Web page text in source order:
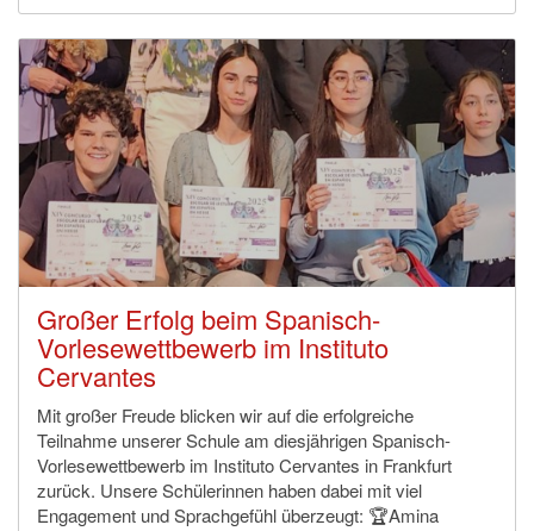
Großer Erfolg beim Spanisch-
Vorlesewettbewerb im Instituto
Cervantes
Mit großer Freude blicken wir auf die erfolgreiche
Teilnahme unserer Schule am diesjährigen Spanisch-
Vorlesewettbewerb im Instituto Cervantes in Frankfurt
zurück. Unsere Schülerinnen haben dabei mit viel
Engagement und Sprachgefühl überzeugt: 🏆Amina